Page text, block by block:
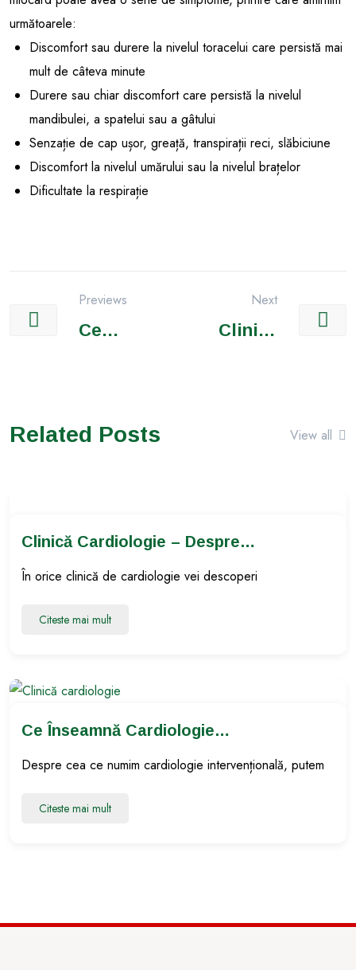
următoarele:
Discomfort sau durere la nivelul toracelui care persistă mai
mult de câteva minute
Durere sau chiar discomfort care persistă la nivelul
mandibulei, a spatelui sau a gâtului
Senzație de cap ușor, greață, transpirații reci, slăbiciune
Discomfort la nivelul umărului sau la nivelul brațelor
Dificultate la respirație
Previews
Ce
E
Next
Clinică
Related Posts View all
Clinică Cardiologie – Despre
Hipertensiunea Arterială
În orice clinică de cardiologie vei descoperi
Citeste mai mult
Ce Înseamnă Cardiologie
Despre cea ce numim cardiologie intervențională, putem
Citeste mai mult